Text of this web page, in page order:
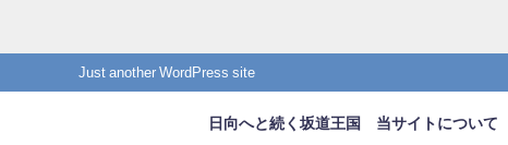
Just another WordPress site
日向へと続く坂道王国 当サイトについ